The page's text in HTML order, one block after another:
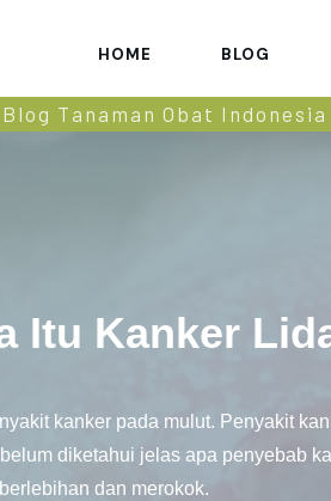
HOME BLOG
Blog Tanaman Obat Indonesia
Itu Kanker
kanker pada mulut. Penyakit
diketahui jelas apa penyebab
dan merokok.